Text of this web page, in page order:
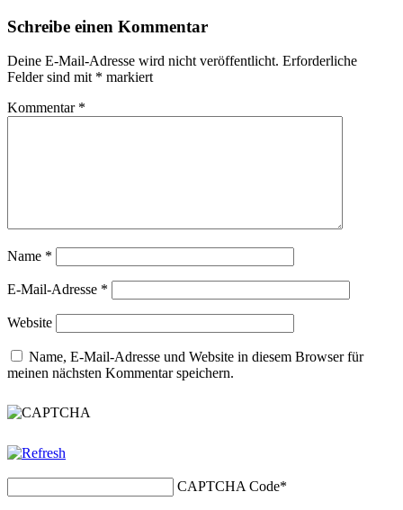
Schreibe einen Kommentar
Deine E-Mail-Adresse wird nicht veröffentlicht. Erforderliche
Felder sind mit * markiert
Kommentar *
Name *
E-Mail-Adresse *
Website
Name, E-Mail-Adresse und Website in diesem Browser für
meinen nächsten Kommentar speichern.
CAPTCHA Code*